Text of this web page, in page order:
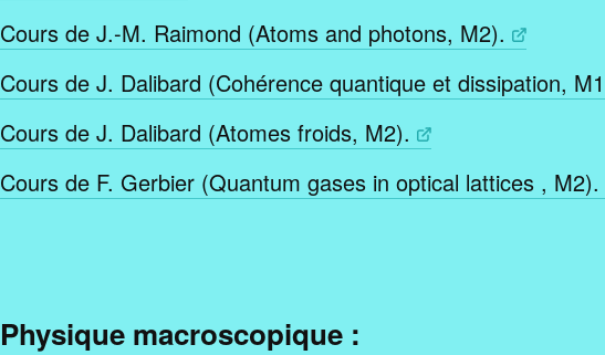
Cours de J.-M. Raimond (Atoms and photons, M2).
Cours de J. Dalibard (Cohérence quantique et dissipation,
Cours de J. Dalibard (Atomes froids, M2).
Cours de F. Gerbier (Quantum gases in optical lattices , M2).
Physique macroscopique :